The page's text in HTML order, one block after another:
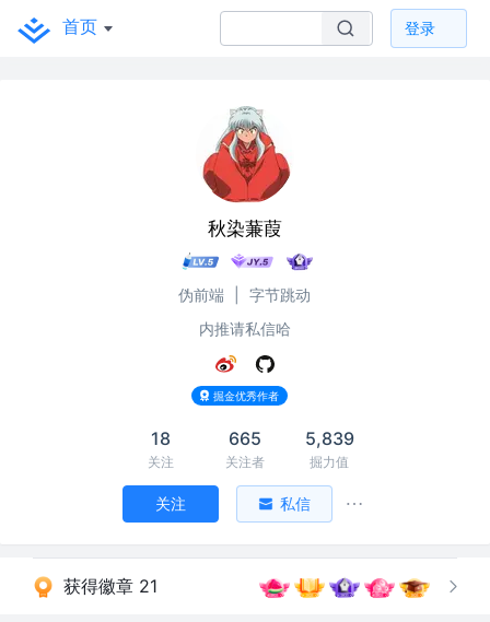
首页 登录
秋染蒹葭
伪前端
字节跳动
内推请私信哈
掘金优秀作者
18
关注
665
关注者
5,839
掘力值
关注 私信
获得徽章 21